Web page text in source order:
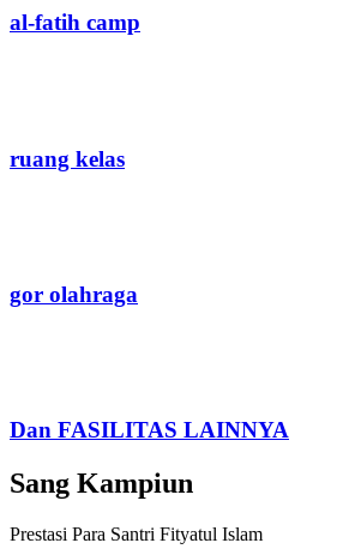
al-fatih camp
ruang kelas
gor olahraga
Dan FASILITAS LAINNYA
Sang Kampiun
Prestasi Para Santri Fityatul Islam